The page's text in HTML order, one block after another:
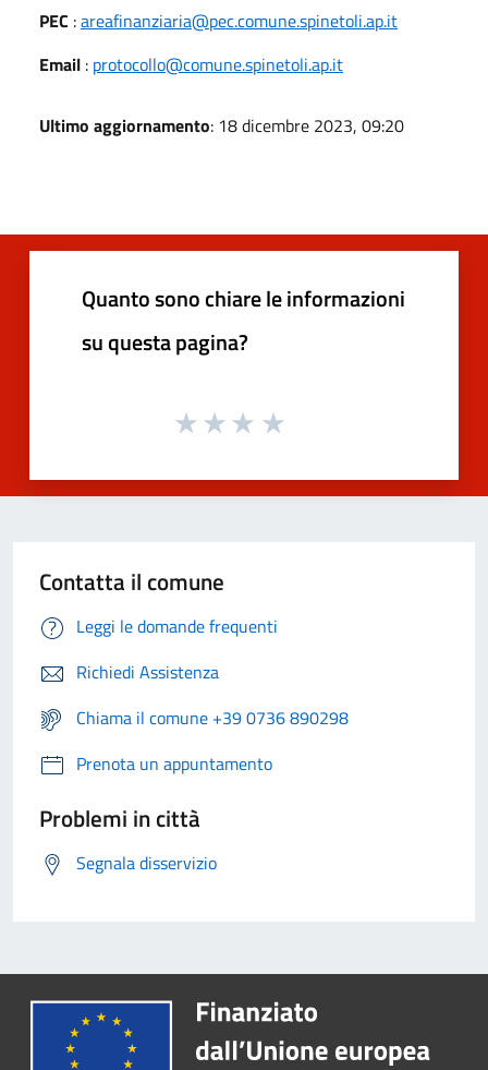
PEC :areafinanziaria@pec.comune.spinetoli.ap.it
Email : protocollo@comune.spinetoli.ap.it
Ultimo aggiornamento: 18 dicembre 2023, 09:20
Quanto sono chiare le informazioni
su questa pagina?
Contatta il comune
Leggi le domande frequenti
Richiedi Assistenza
Chiama il comune +39 0736 890298
Prenota un appuntamento
Problemi in città
Segnala disservizio